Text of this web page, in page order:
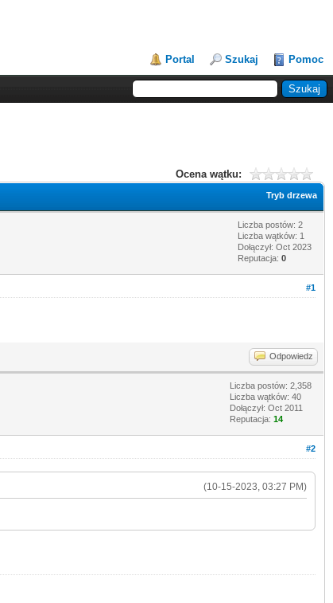
Portal Szukaj Pomoc
Ocena wątku:
Tryb drzewa
Liczba postów: 2
Liczba wątków: 1
Dołączył: Oct 2023
Reputacja: 0
#1
Odpowiedz
Liczba postów: 2,358
Liczba wątków: 40
Dołączył: Oct 2011
Reputacja: 14
#2
(10-15-2023, 03:27 PM)